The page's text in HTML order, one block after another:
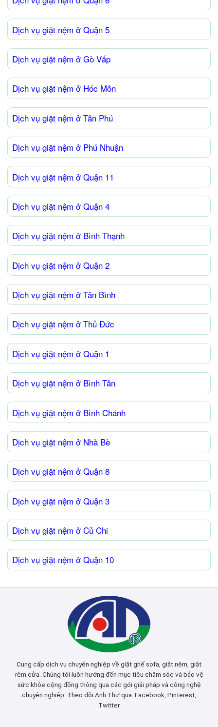
Dịch vụ giặt nệm ở Quận 5
Dịch vụ giặt nệm ở Gò Vấp
Dịch vụ giặt nệm ở Hóc Môn
Dịch vụ giặt nệm ở Tân Phú
Dịch vụ giặt nệm ở Phú Nhuận
Dịch vụ giặt nệm ở Quận 11
Dịch vụ giặt nệm ở Quận 4
Dịch vụ giặt nệm ở Bình Thạnh
Dịch vụ giặt nệm ở Quận 2
Dịch vụ giặt nệm ở Tân Bình
Dịch vụ giặt nệm ở Thủ Đức
Dịch vụ giặt nệm ở Quận 1
Dịch vụ giặt nệm ở Bình Tân
Dịch vụ giặt nệm ở Bình Chánh
Dịch vụ giặt nệm ở Nhà Bè
Dịch vụ giặt nệm ở Quận 8
Dịch vụ giặt nệm ở Quận 3
Dịch vụ giặt nệm ở Củ Chi
Dịch vụ giặt nệm ở Quận 10
Cung cấp dịch vụ chuyên nghiệp về giặt ghế sofa, giặt nệm, giặt
rèm cửa. Chúng tôi luôn hướng đến mục tiêu chăm sóc và bảo vệ
sức khỏe cộng đồng thông qua các gói giải pháp và công nghệ
chuyên nghiệp. Theo dõi Anh Thư qua: Facebook Pinterest
Twitter